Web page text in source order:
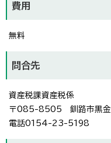
費用
無料
問合先
資産税課資産税係
〒085-8505 釧路市黒金
電話0154-23-5198